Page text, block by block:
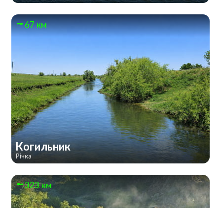
67 км
Когильник
Річка
323 км